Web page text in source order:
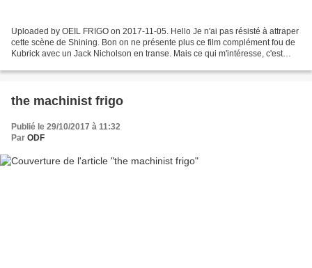
Uploaded by OEIL FRIGO on 2017-11-05. Hello Je n'ai pas résisté à attraper
cette scène de Shining. Bon on ne présente plus ce film complément fou de
Kubrick avec un Jack Nicholson en transe. Mais ce qui m'intéresse, c'est
the machinist frigo
Publié le 29/10/2017 à 11:32
Par ODF